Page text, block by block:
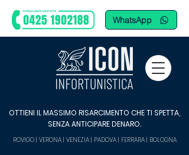
WhatsApp
OTTIENI IL MASSIMO RISARCIMENTO CHE TI SPETTA,
SENZA ANTICIPARE DENARO.
ROVIGO | VERONA | VENEZIA | PADOVA | FERRARA | BOLOGNA